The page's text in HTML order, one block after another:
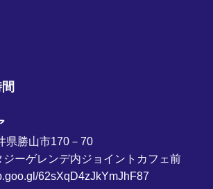
勝山市170－70
ーゲレンデ内ジョイントカフェ前
62sXqD4zJkYmJhF87